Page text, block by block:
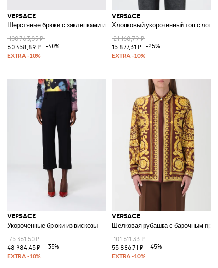
VERSACE
Шерстяные брюки с заклепками и стразами
100 763,85 ₽
60 458,89 ₽
-40%
VERSACE
Хлопковый укороченный топ с
21 168,79 ₽
15 877,31 ₽
-25%
VERSACE
Укороченные брюки из вискозы
75 361,50 ₽
48 984,45 ₽
-35%
VERSACE
Шелковая рубашка с барочным
101 611,33 ₽
55 886,71 ₽
-45%